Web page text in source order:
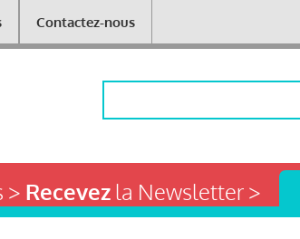
Contactez-nous
> Recevezla Newsletter >